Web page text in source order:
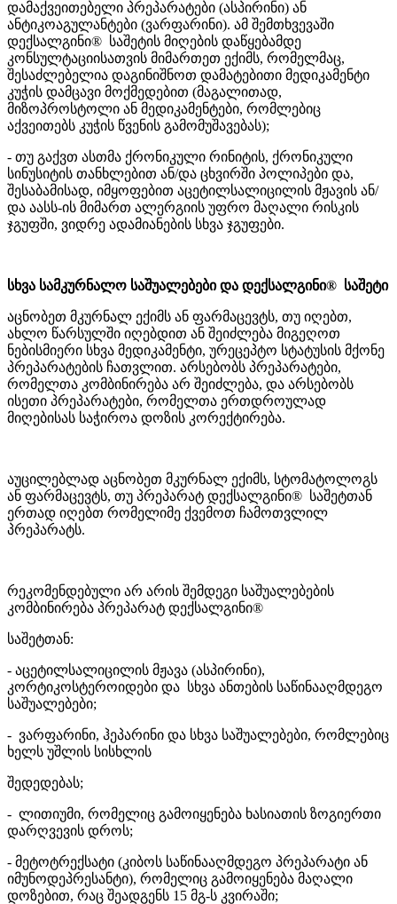
დამაქვეითებელი პრეპარატები (ასპირინი) ან
ანტიკოაგულანტები (ვარფარინი). ამ შემთხვევაში
დექსალგინი® საშეტის მიღების დაწყებამდე
კონსულტაციისათვის მიმართეთ ექიმს, რომელმაც,
შესაძლებელია დაგინიშნოთ დამატებითი მედიკამენტი
კუჭის დამცავი მოქმედებით (მაგალითად,
მიზოპროსტოლი ან მედიკამენტები, რომლებიც
აქვეითებს კუჭის წვენის გამომუშავებას);
- თუ გაქვთ ასთმა ქრონიკული რინიტის, ქრონიკული
სინუსიტის თანხლებით ან/და ცხვირში პოლიპები და,
შესაბამისად, იმყოფებით აცეტილსალიცილის მჟავის ან/
და აასს-ის მიმართ ალერგიის უფრო მაღალი რისკის
ჯგუფში, ვიდრე ადამიანების სხვა ჯგუფები.
სხვა სამკურნალო საშუალებები და დექსალგინი® საშეტი
აცნობეთ მკურნალ ექიმს ან ფარმაცევტს, თუ იღებთ,
ახლო წარსულში იღებდით ან შეიძლება მიგეღოთ
ნებისმიერი სხვა მედიკამენტი, ურეცეპტო სტატუსის მქონე
პრეპარატების ჩათვლით. არსებობს პრეპარატები,
რომელთა კომბინირება არ შეიძლება, და არსებობს
ისეთი პრეპარატები, რომელთა ერთდროულად
მიღებისას საჭიროა დოზის კორექტირება.
აუცილებლად აცნობეთ მკურნალ ექიმს, სტომატოლოგს
ან ფარმაცევტს, თუ პრეპარატ დექსალგინი® საშეტთან
ერთად იღებთ რომელიმე ქვემოთ ჩამოთვლილ
პრეპარატს.
რეკომენდებული არ არის შემდეგი საშუალებების
კომბინირება პრეპარატ დექსალგინი®
საშეტთან:
- აცეტილსალიცილის მჟავა (ასპირინი),
კორტიკოსტეროიდები და სხვა ანთების საწინააღმდეგო
საშუალებები;
- ვარფარინი, ჰეპარინი და სხვა საშუალებები, რომლებიც
ხელს უშლის სისხლის
შედედებას;
- ლითიუმი, რომელიც გამოიყენება ხასიათის ზოგიერთი
დარღვევის დროს;
- მეტოტრექსატი (კიბოს საწინააღმდეგო პრეპარატი ან
იმუნოდეპრესანტი), რომელიც გამოიყენება მაღალი
დოზებით, რაც შეადგენს 15 მგ-ს კვირაში;